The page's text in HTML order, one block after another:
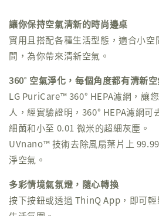
讓你保持空氣清新的時尚邊桌
實用且搭配各種生活型態，適合小空
間，為你帶來清新空氣。
360˚ 空氣淨化，每個角度都有清新
LG PuriCare™ 360° HEPA濾網，讓
人，經實驗證明，360° HEPA濾網可
細菌和小至 0.01 微米的超細灰塵。
UVnano™ 技術去除風扇葉片上
淨空氣。
多彩情境氣氛燈，隨心轉換
按下按鈕或透過 ThinQ App，即可